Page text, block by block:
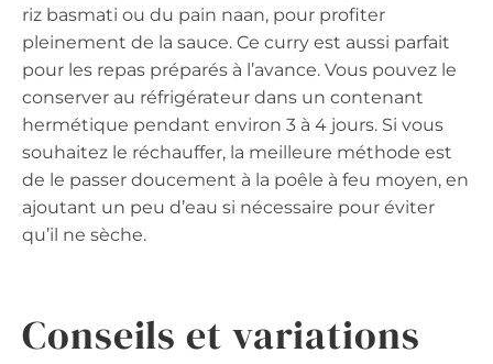
riz basmati ou du pain naan, pour profiter
pleinement de la sauce. Ce curry est aussi parfait
pour les repas préparés à l’avance. Vous pouvez le
conserver au réfrigérateur dans un contenant
hermétique pendant environ 3 à 4 jours. Si vous
souhaitez le réchauffer, la meilleure méthode est
de le passer doucement à la poêle à feu moyen, en
ajoutant un peu d’eau si nécessaire pour éviter
qu’il ne sèche.
Conseils et variations